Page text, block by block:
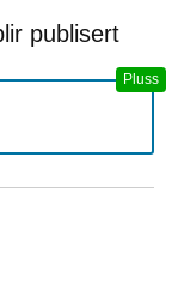
publisert